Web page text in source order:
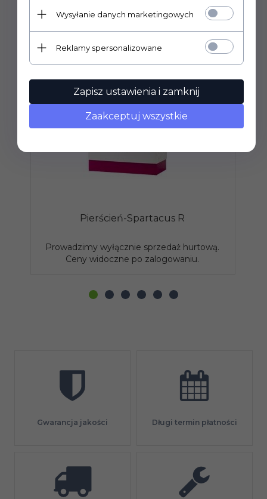
Pierścień-Spartacus R
Prowadzimy wyłącznie sprzedaż hurtową.
Ceny widoczne po zalogowaniu.
Gwarancja jakości Długi termin płatności
Wysyłanie danych marketingowych
Reklamy spersonalizowane
Zapisz ustawienia i zamknij
Zaakceptuj wszystkie